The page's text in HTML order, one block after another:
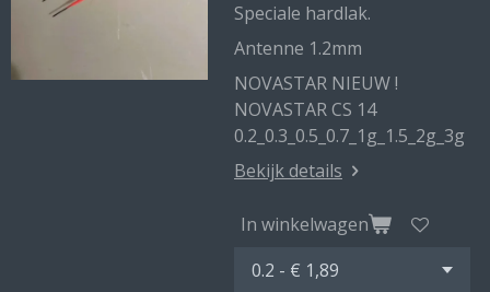
Speciale hardlak.
Antenne 1.2mm
NOVASTAR NIEUW !
NOVASTAR CS 14
0.2_0.3_0.5_0.7_1g_1.5_2g_3g
Bekijk details
In winkelwagen